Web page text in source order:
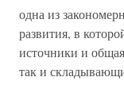
одна из
развития, в
источники и
так и